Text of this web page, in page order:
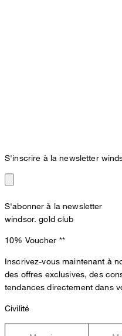
S'inscrire à la newsletter
S'abonner à la newsletter
windsor. gold club
10% Voucher **
Inscrivez-vous maintenant à
des offres exclusives, des
tendances directement dans
Civilité